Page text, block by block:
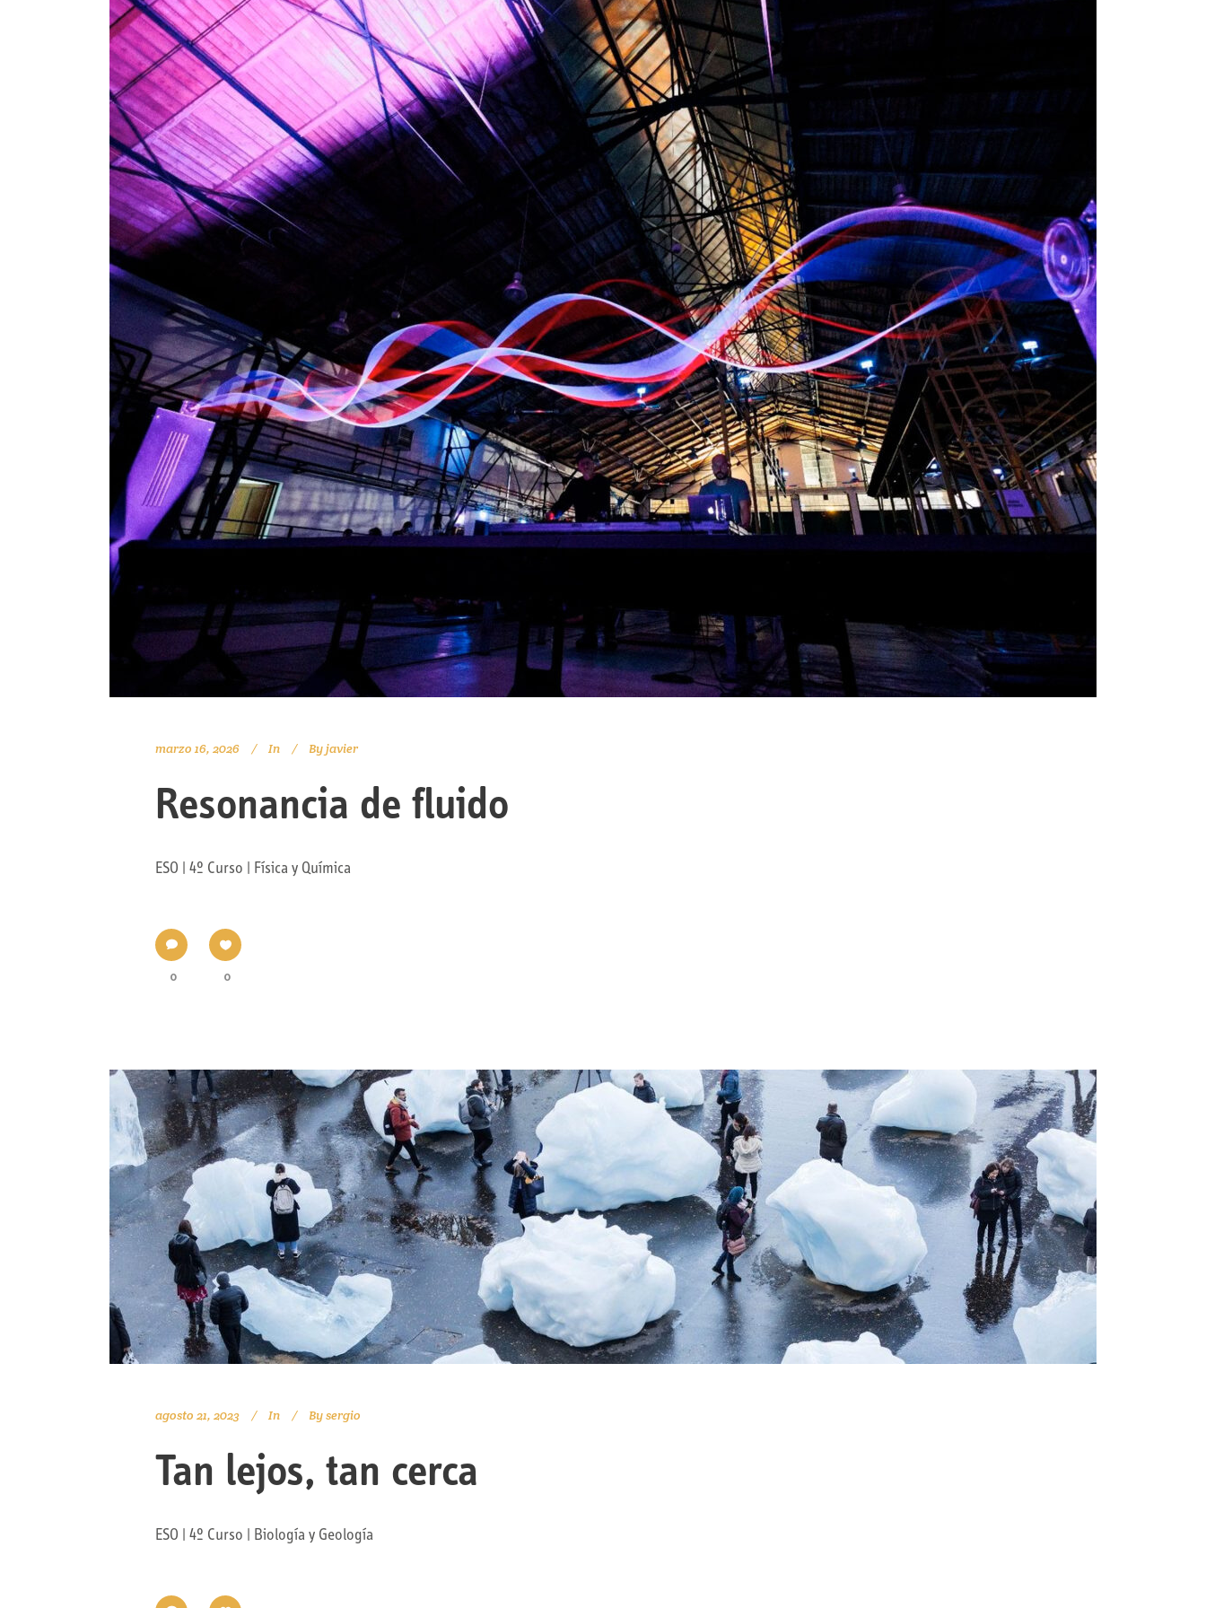
marzo 16, 2026 In Byjavier
Resonancia de fluido
ESO | 4º Curso | Física y Química
0 0
agosto 21, 2023 In Bysergio
Tan lejos, tan cerca
ESO | 4º Curso | Biología y Geología